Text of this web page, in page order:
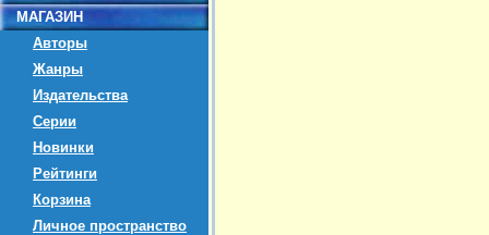
МАГАЗИН
Авторы
Жанры
Издательства
Серии
Новинки
Рейтинги
Корзина
Личное пространство